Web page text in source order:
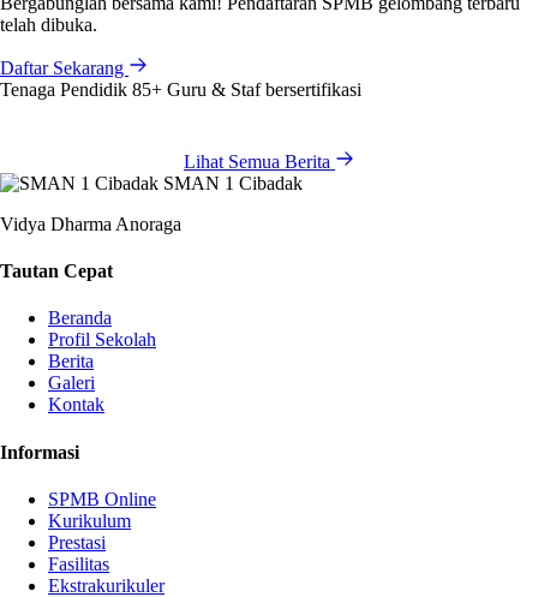
telah dibuka.
Daftar Sekarang
Tenaga Pendidik 85+ Guru & Staf bersertifikasi
Lihat Semua Berita
SMAN 1 Cibadak
Vidya Dharma Anoraga
Tautan Cepat
Beranda
Profil Sekolah
Berita
Galeri
Kontak
Informasi
SPMB Online
Kurikulum
Prestasi
Fasilitas
Ekstrakurikuler